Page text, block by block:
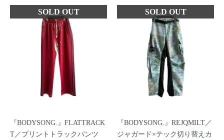
『BODYSONG.』FLATTRACK
T／プリントトラックパンツ
『BODYSONG.』REJQMILT／
ジャガード×テック切り替えカ